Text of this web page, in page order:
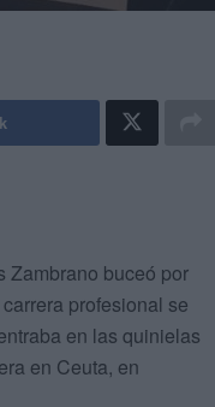
Zambrano buceó por
profesional se
en las quinielas
en Ceuta, en